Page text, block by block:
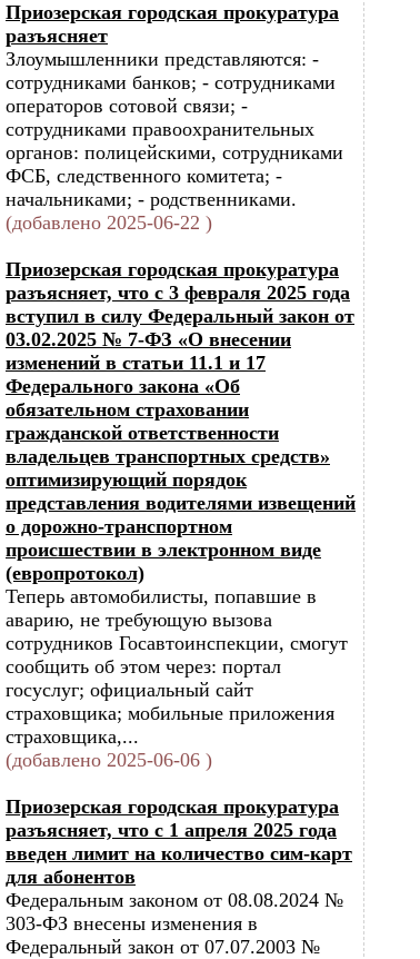
Приозерская городская прокуратура
разъясняет
Злоумышленники представляются: -
сотрудниками банков; - сотрудниками
операторов сотовой связи; -
сотрудниками правоохранительных
органов: полицейскими, сотрудниками
ФСБ, следственного комитета; -
начальниками; - родственниками.
(добавлено 2025-06-22 )
Приозерская городская прокуратура
разъясняет, что с 3 февраля 2025 года
вступил в силу Федеральный закон от
03.02.2025 № 7-ФЗ «О внесении
изменений в статьи 11.1 и 17
Федерального закона «Об
обязательном страховании
гражданской ответственности
владельцев транспортных средств»
оптимизирующий порядок
представления водителями извещений
о дорожно-транспортном
происшествии в электронном виде
(европротокол)
Теперь автомобилисты, попавшие в
аварию, не требующую вызова
сотрудников Госавтоинспекции, смогут
сообщить об этом через: портал
госуслуг; официальный сайт
страховщика; мобильные приложения
страховщика,...
(добавлено 2025-06-06 )
Приозерская городская прокуратура
разъясняет, что с 1 апреля 2025 года
введен лимит на количество сим-карт
для абонентов
Федеральным законом от 08.08.2024 №
303-ФЗ внесены изменения в
Федеральный закон от 07.07.2003 №